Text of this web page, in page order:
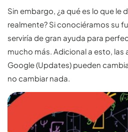
Sin embargo, ¿a qué es lo que le
realmente? Si conociéramos su
serviría de gran ayuda para
mucho más. Adicional a esto, las
Google (Updates) pueden
no cambiar nada.